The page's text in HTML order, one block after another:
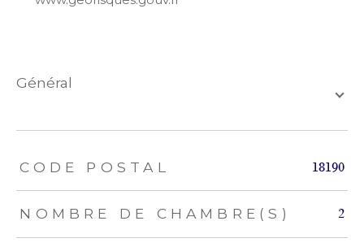
général
TRAD_ZEPHYR_Caracteristique TRAD_ZEPHYR_Valeurs
CODE POSTAL 18190
NOMBRE DE CHAMBRE(S) 2